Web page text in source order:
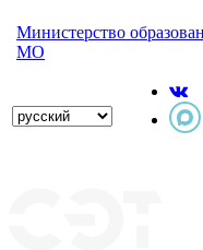
Министерство
МО